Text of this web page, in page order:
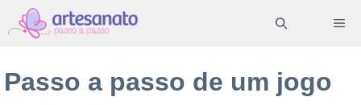
Pular
para
conteúdo
Passo a passo de um jogo